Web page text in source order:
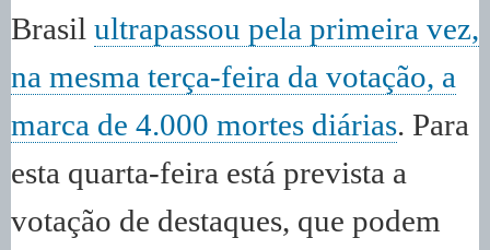
Brasil ultrapassou pela primeira vez,
na mesma terça-feira da votação, a
marca de 4.000 mortes diárias. Para
esta quarta-feira está prevista a
votação de destaques, que podem